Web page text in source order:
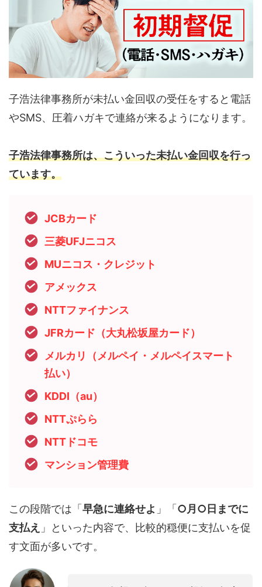
子浩法律事務所が未払い金回収の受任をすると電話
やSMS、圧着ハガキで連絡が来るようになります。
子浩法律事務所は、こういった未払い金回収を行っ
ています。
JCBカード
三菱UFJニコス
MUニコス・クレジット
アメックス
NTTファイナンス
JFRカード（大丸松坂屋カード）
メルカリ（メルペイ・メルペイスマート
払い）
KDDI（au）
NTTぷらら
NTTドコモ
マンション管理費
この段階では「 早急に連絡せよ 」「 ○月○日までに
支払え 」といった内容で、比較的穏便に支払いを促
す文面が多いです。